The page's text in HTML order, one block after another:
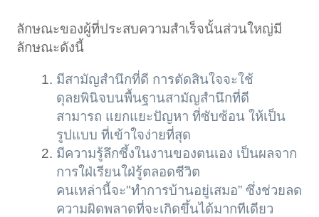
ลักษณะของผู้ที่ประสบความสำเร็จนั้นส่วนใหญ่มี
ลักษณะดังนี้
มีสามัญสำนึกที่ดี การตัดสินใจจะใช้
ดุลยพินิจบนพื้นฐานสามัญสำนึกที่ดี
สามารถ แยกแยะปัญหา ที่ซับซ้อน ให้เป็น
รูปแบบ ที่เข้าใจง่ายที่สุด
มีความรู้ลึกซึ้งในงานของตนเอง เป็นผลจาก
การใฝ่เรียนใฝ่รู้ตลอดชีวิต
คนเหล่านี้จะ"ทำการบ้านอยู่เสมอ” ซึ่งช่วยลด
ความผิดพลาดที่จะเกิดขึ้นได้มากทีเดียว